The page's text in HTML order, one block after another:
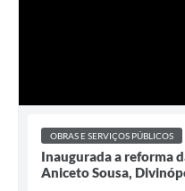
OBRAS E SERVIÇOS PÚBLICOS
Inaugurada a reforma
Aniceto Sousa,